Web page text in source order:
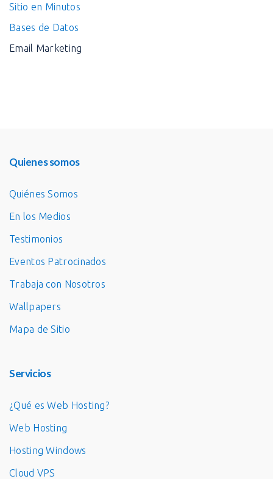
Sitio en Minutos
Bases de Datos
Email Marketing
Quienes somos
Quiénes Somos
En los Medios
Testimonios
Eventos Patrocinados
Trabaja con Nosotros
Wallpapers
Mapa de Sitio
Servicios
¿Qué es Web Hosting?
Web Hosting
Hosting Windows
Cloud VPS